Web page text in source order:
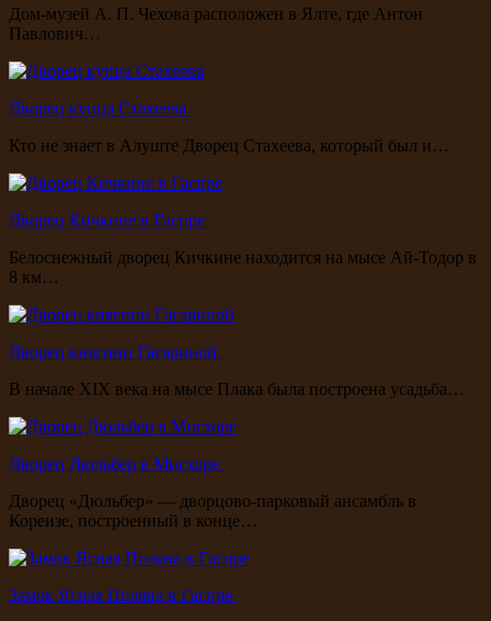
Дом-музей А. П. Чехова расположен в Ялте, где Антон
Павлович…
Дворец купца Стахеева
Кто не знает в Алуште Дворец Стахеева, который был и…
Дворец Кичкине в Гаспре
Белоснежный дворец Кичкине находится на мысе Ай-Тодор в
8 км…
Дворец княгини Гагариной
В начале XIX века на мысе Плака была построена усадьба…
Дворец Дюльбер в Мисхоре
Дворец «Дюльбер» — дворцово-парковый ансамбль в
Кореизе, построенный в конце…
Замок Ясная Поляна в Гаспре